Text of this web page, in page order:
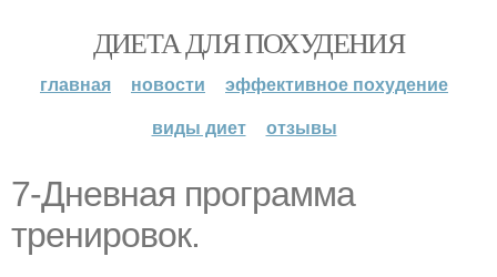
ДИЕТА ДЛЯ ПОХУДЕНИЯ
главная новости
эффективное похудение
виды диет
отзывы
7-Дневная программа
тренировок.